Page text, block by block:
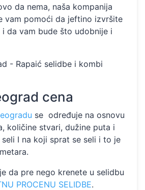
da nema, naša kompanija
vam pomoći da jeftino izvršite
i da vam bude što udobnije i
cena
se određuje na osnovu
količine stvari, dužine puta i
I na koji sprat se seli i to je
da pre nego krenete u selidbu
PROCENU SELIDBE.